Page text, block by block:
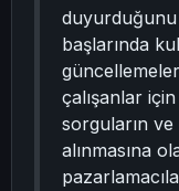
duyurduğunu
başlarında
çalışanlar
sorguların ve
alınmasına